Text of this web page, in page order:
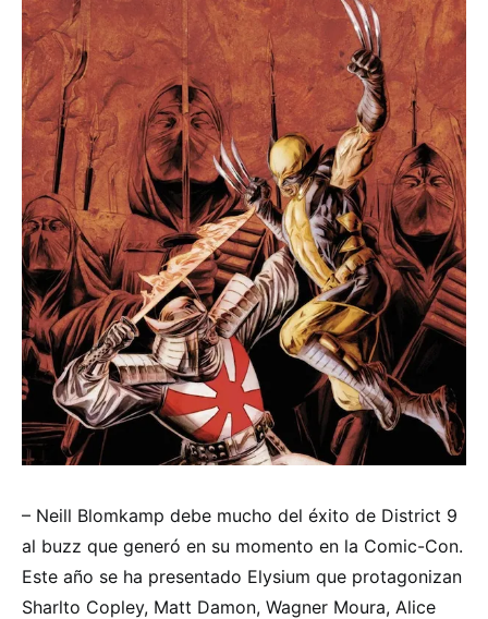
– Neill Blomkamp debe mucho del éxito de District 9
al buzz que generó en su momento en la Comic-Con.
Este año se ha presentado Elysium que protagonizan
Sharlto Copley, Matt Damon, Wagner Moura, Alice